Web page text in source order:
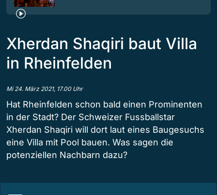
Xherdan Shaqiri baut Villa
in Rheinfelden
Mi 24. März 2021, 17.00 Uhr
Hat Rheinfelden schon bald einen Prominenten
in der Stadt? Der Schweizer Fussballstar
Xherdan Shaqiri will dort laut eines Baugesuchs
eine Villa mit Pool bauen. Was sagen die
potenziellen Nachbarn dazu?